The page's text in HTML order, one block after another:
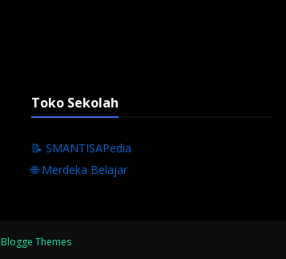
Toko Sekolah
📝 SMANTISAPedia
🌐 Merdeka Belajar
Blogge Themes